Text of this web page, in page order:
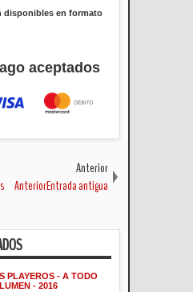
disponibles en formato
aceptados
Anterior
AnteriorEntrada antigua
PLAYEROS - A TODO
- 2016